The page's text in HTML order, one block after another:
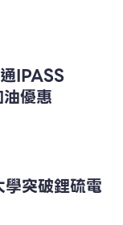
iPASS
優惠
突破鋰硫電